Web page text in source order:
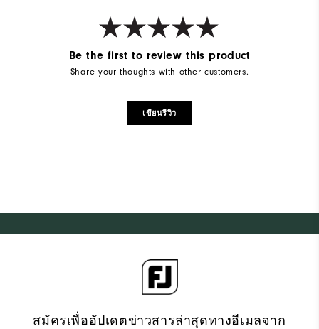
Be the first to review this product
Share your thoughts with other customers.
เขียนรีวิว
สมัครเพื่ออัปเดตข่าวสารล่าสุดทางอีเมลจาก